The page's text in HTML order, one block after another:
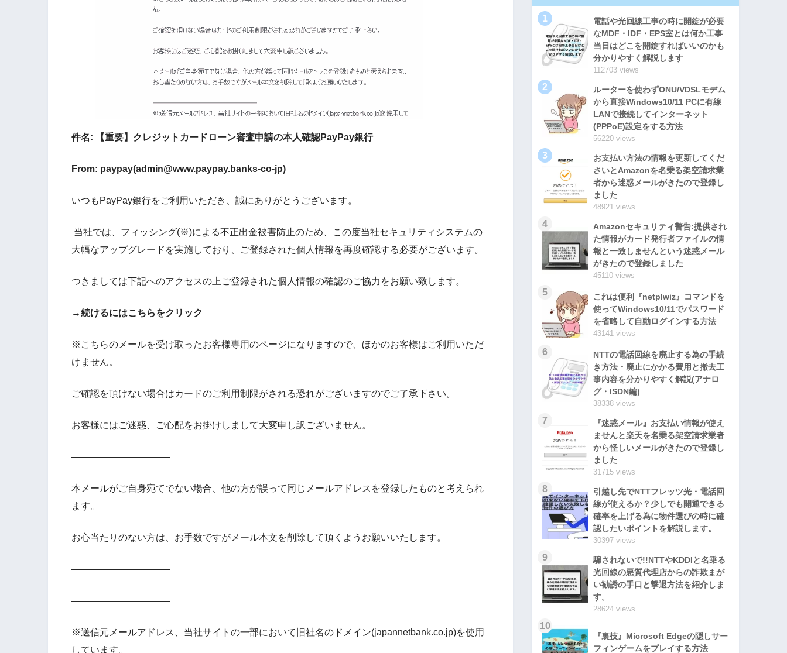
件名: 【重要】クレジットカードローン審査申請の本人確認PayPay銀行
From: paypay(admin@www.paypay.banks-co-jp)
いつもPayPay銀行をご利用いただき、誠にありがとうございます。
当社では、フィッシング(※)による不正出金被害防止のため、この度当社セキュリティシステムの
大幅なアップグレードを実施しており、ご登録された個人情報を再度確認する必要がございます。
つきましては下記へのアクセスの上ご登録された個人情報の確認のご協力をお願い致します。
→続けるにはこちらをクリック
※こちらのメールを受け取ったお客様専用のページになりますので、ほかのお客様はご利用いただ
けません。
ご確認を頂けない場合はカードのご利用制限がされる恐れがございますのでご了承下さい。
お客様にはご迷惑、ご心配をお掛けしまして大変申し訳ございません。
——————————–
本メールがご自身宛てでない場合、他の方が誤って同じメールアドレスを登録したものと考えられ
ます。
お心当たりのない方は、お手数ですがメール本文を削除して頂くようお願いいたします。
——————————–
——————————–
※送信元メールアドレス、当社サイトの一部において旧社名のドメイン(japannetbank.co.jp)を使用
しています。
1
電話や光回線工事の時に開錠が必要
なMDF・IDF・EPS室とは何か工事
当日はどこを開錠すればいいのかも
分かりやすく解説します
112703 views
2
ルーターを使わずONU/VDSLモデム
から直接Windows10/11 PCに有線
LANで接続してインターネット
(PPPoE)設定をする方法
56220 views
3
お支払い方法の情報を更新してくだ
さいとAmazonを名乗る架空請求業
者から迷惑メールがきたので登録し
ました
48921 views
4
Amazonセキュリティ警告:提供され
た情報がカード発行者ファイルの情
報と一致しませんという迷惑メール
がきたので登録しました
45110 views
5
これは便利『netplwiz』コマンドを
使ってWindows10/11でパスワード
を省略して自動ログインする方法
43141 views
6
NTTの電話回線を廃止する為の手続
き方法・廃止にかかる費用と撤去工
事内容を分かりやすく解説(アナロ
グ・ISDN編)
38338 views
7
『迷惑メール』お支払い情報が使え
ませんと楽天を名乗る架空請求業者
から怪しいメールがきたので登録し
ました
31715 views
8
引越し先でNTTフレッツ光・電話回
線が使えるか？少しでも開通できる
確率を上げる為に物件選びの時に確
認したいポイントを解説します。
30397 views
9
騙されないで!!NTTやKDDIと名乗る
光回線の悪質代理店からの詐欺まが
い勧誘の手口と撃退方法を紹介しま
す。
28624 views
10
『裏技』Microsoft Edgeの隠しサー
フィンゲームをプレイする方法